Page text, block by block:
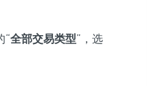
“全部交易类型”，选